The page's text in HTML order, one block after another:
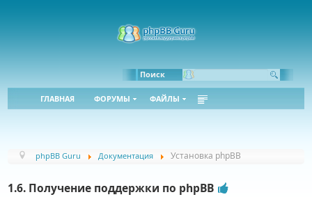
Поиск
ГЛАВНАЯ ФОРУМЫ ФАЙЛЫ
phpBB Guru Документация Установка phpBB
1.6. Получение поддержки по phpBB